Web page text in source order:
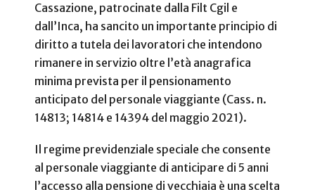
Cassazione, patrocinate dalla Filt Cgil e
dall’Inca, ha sancito un importante principio di
diritto a tutela dei lavoratori che intendono
rimanere in servizio oltre l’età anagrafica
minima prevista per il pensionamento
anticipato del personale viaggiante (Cass. n.
14813; 14814 e 14394 del maggio 2021).
Il regime previdenziale speciale che consente
al personale viaggiante di anticipare di 5 anni
l’accesso alla pensione di vecchiaia è una scelta